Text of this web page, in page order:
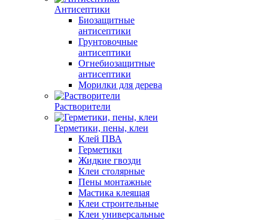
Антисептики
Биозащитные
антисептики
Грунтовочные
антисептики
Огнебиозащитные
антисептики
Морилки для дерева
Растворители
Герметики, пены, клеи
Клей ПВА
Герметики
Жидкие гвозди
Клеи столярные
Пены монтажные
Мастика клеящая
Клеи строительные
Клеи универсальные